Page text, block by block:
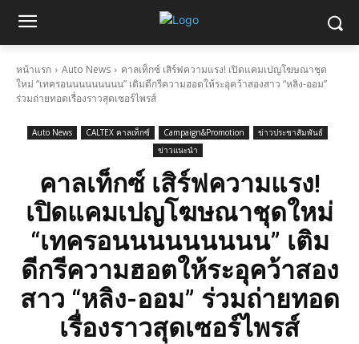
หน้าแรก Auto News
คาลเท็กซ์ เสิร์ฟความแรง! เปิดแคมเปญโฆษณาชุด
ใหม่ “เทครอนนนนนนนนน” เติมดีกรีความฮอตให้ระอุคว้าสองสาว “หลิง-ออม”
ร่วมถ่ายทอดเรื่องราวสุดเซอร์ไพรส์
Auto News CALTEX คาลเท็กซ์ Campaign&Promotion
ข่าวประชาสัมพันธ์
ข่าวแนะนำ
คาลเท็กซ์ เสิร์ฟความแรง!
เปิดแคมเปญโฆษณาชุดใหม่
“เทครอนนนนนนนนน” เติม
ดีกรีความฮอตให้ระอุคว้าสอง
สาว “หลิง-ออม” ร่วมถ่ายทอด
เรื่องราวสุดเซอร์ไพรส์